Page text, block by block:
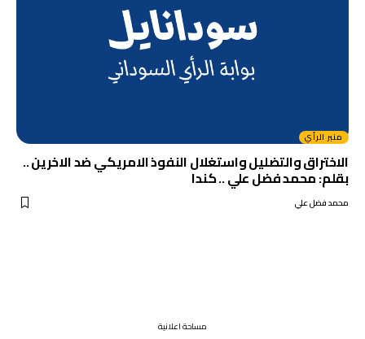
منبر الرأي
الاختراق والتضليل واستغلال النفوذ الامريكي ضد الاخرين ..
بقلم: محمد فضل علي .. كندا
محمد فضل علي
مساحة اعلانية